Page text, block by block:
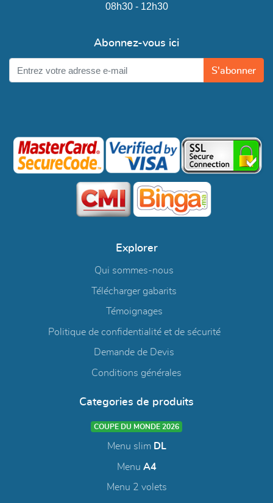
08h30 - 12h30
Abonnez-vous ici
S'abonner
Explorer
Qui sommes-nous
Télécharger gabarits
Témoignages
Politique de confidentialité et de sécurité
Demande de Devis
Conditions générales
Categories de produits
COUPE DU MONDE 2026
Menu slim DL
Menu A4
Menu 2 volets